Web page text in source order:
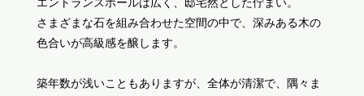
エントランスホールは広く、邸宅然とした佇まい。
さまざまな石を組み合わせた空間の中で、深みある木の
色合いが高級感を醸します。
築年数が浅いこともありますが、全体が清潔で、隅々ま